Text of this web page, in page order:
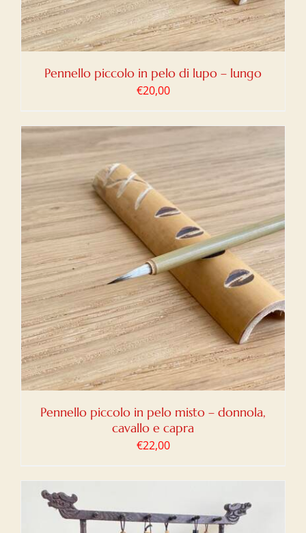
Pennello piccolo in pelo di lupo – lungo
€20,00
Pennello piccolo in pelo misto – donnola,
cavallo e capra
€22,00